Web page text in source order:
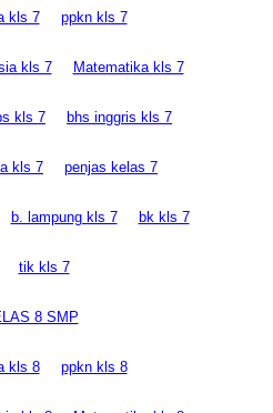
kls 7 ppkn kls 7
kls 7 Matematika kls 7
kls 7 bhs inggris kls 7
kls 7 penjas kelas 7
b. lampung kls 7 bk kls 7
tik kls 7
8 SMP
kls 8 ppkn kls 8